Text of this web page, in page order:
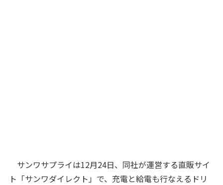
サンワサプライは12月24日、同社が運営する直販サイ
ト「サンワダイレクト」で、充電と給電も行なえるドリ